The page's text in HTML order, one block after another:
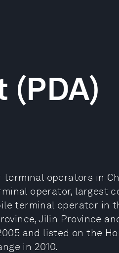
(PDA)
operators in
operator, largest
terminal operator in
Jilin Province
and listed on the
in 2010.